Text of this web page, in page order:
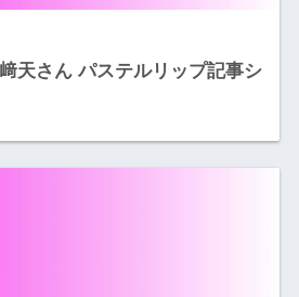
天さん パステルリップ記事シ